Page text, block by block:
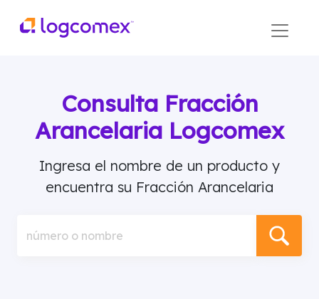
Consulta Fracción
Arancelaria Logcomex
Ingresa el nombre de un producto y
encuentra su Fracción Arancelaria
número o nombre